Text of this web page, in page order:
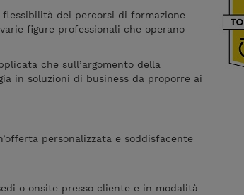
flessibilità dei percorsi di formazione
figure professionali che operano
che sull’argomento della
in soluzioni di business da proporre ai
personalizzata e soddisfacente
o onsite presso cliente e in modalità